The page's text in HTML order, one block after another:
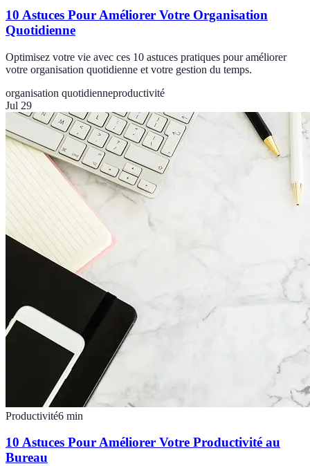
10 Astuces Pour Améliorer Votre Organisation
Quotidienne
Optimisez votre vie avec ces 10 astuces pratiques pour améliorer
votre organisation quotidienne et votre gestion du temps.
organisation quotidienneproductivité
Jul 29
Productivité6 min
10 Astuces Pour Améliorer Votre Productivité au
Bureau